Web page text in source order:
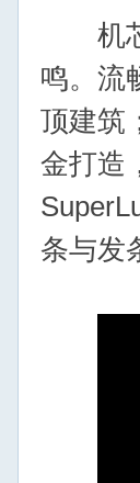
机芯
鸣。流
顶建筑
金打造
条与发